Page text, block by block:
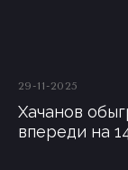
29-11-2025
Хачанов
впереди на